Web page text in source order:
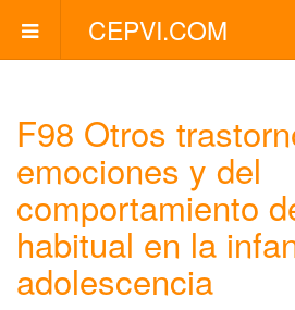
CEPVI.COM
F98 Otros
emociones y del
comportamiento
habitual en la
adolescencia